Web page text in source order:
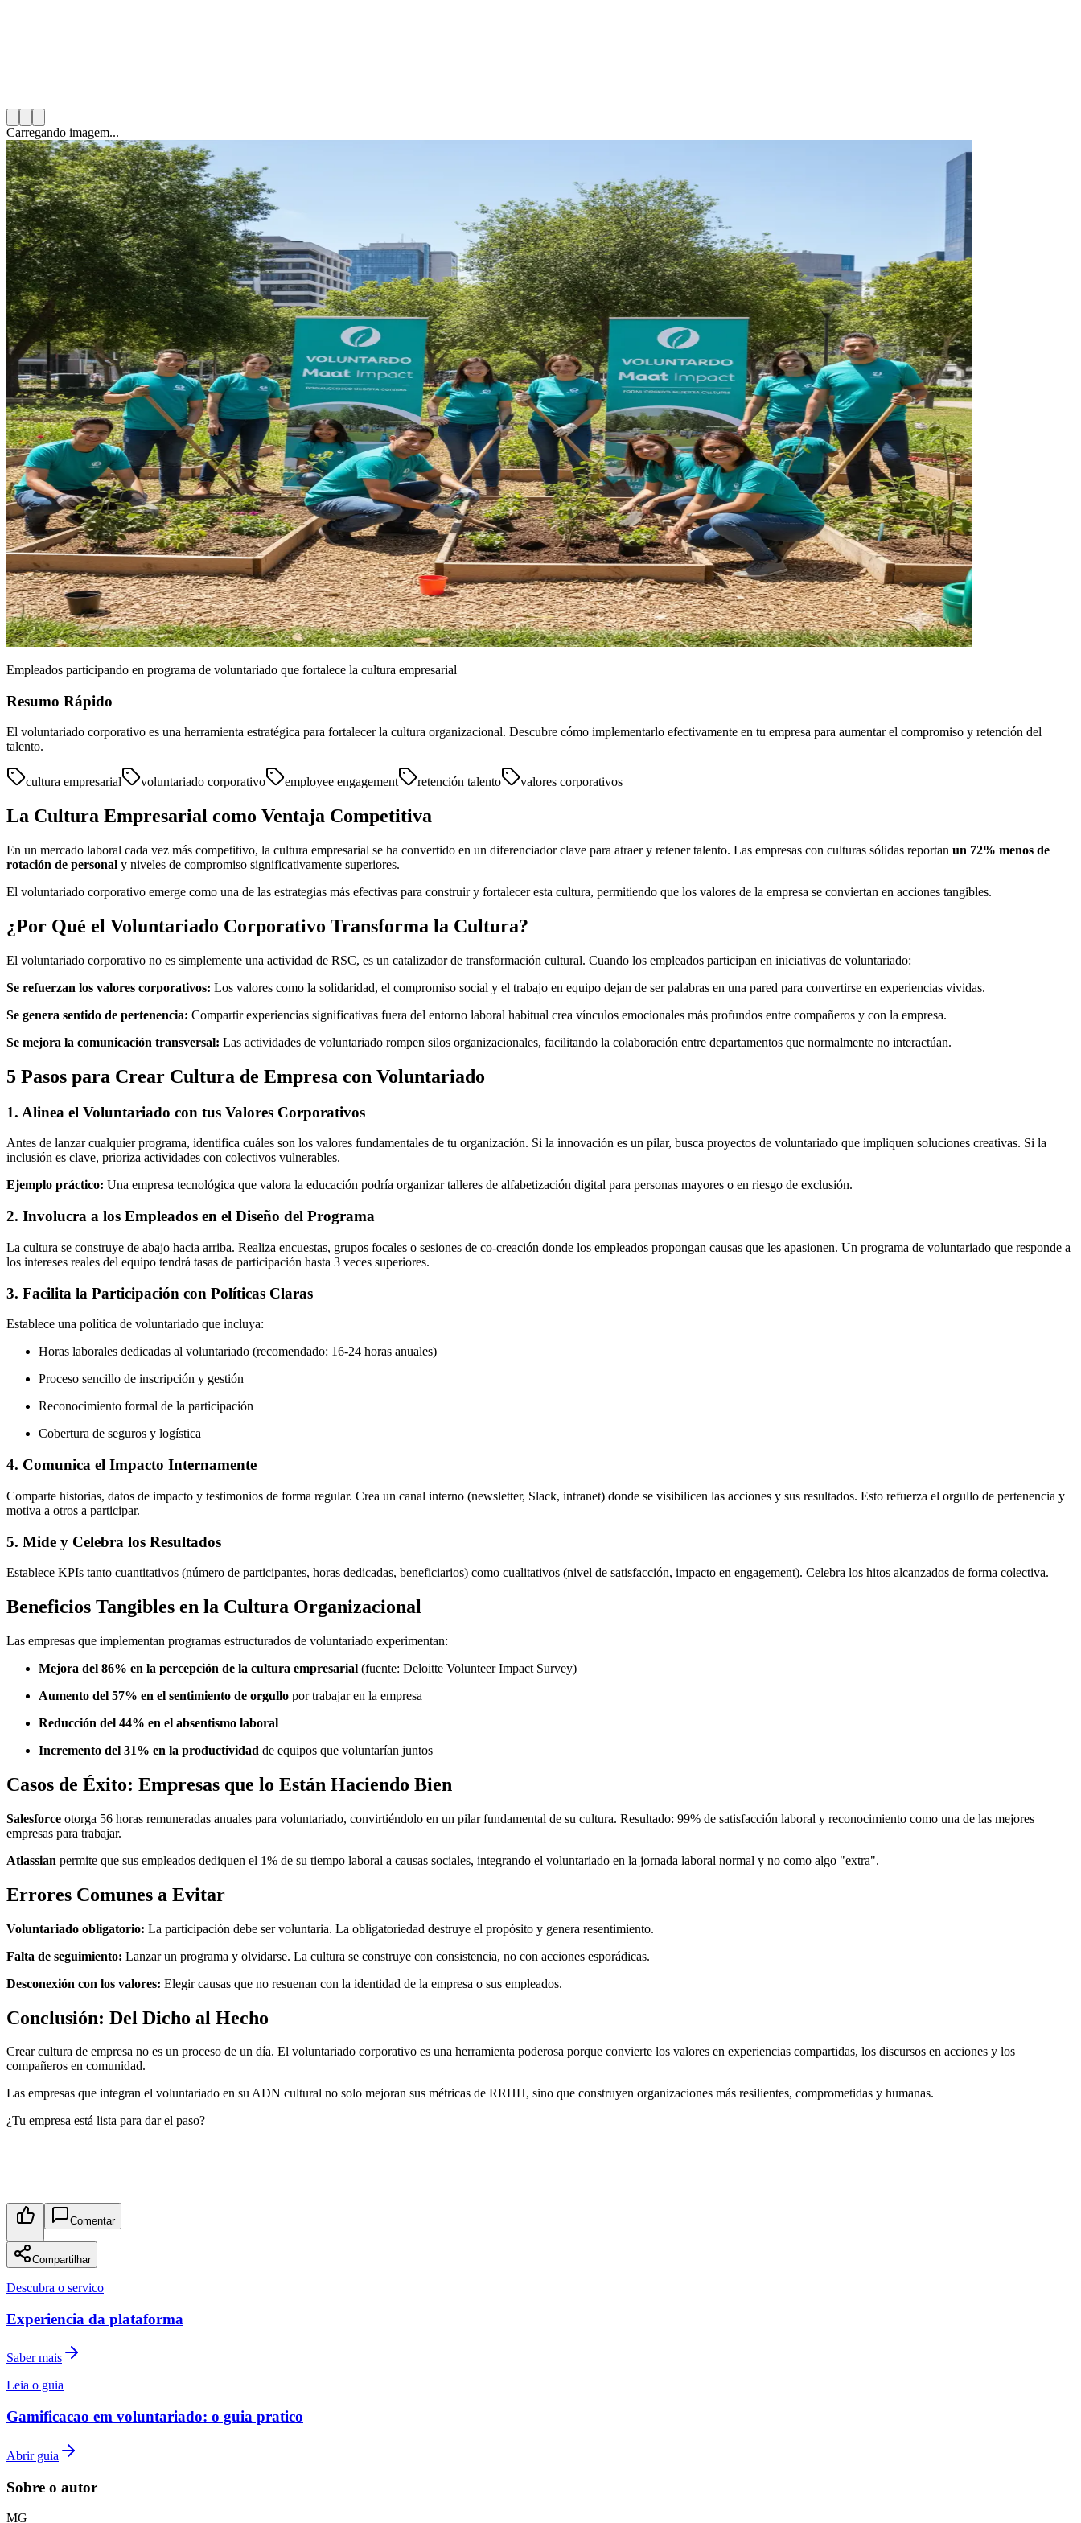
Carregando imagem...
Empleados participando en programa de voluntariado que fortalece la cultura empresarial
Resumo Rápido
El voluntariado corporativo es una herramienta estratégica para fortalecer la cultura organizacional. Descubre cómo implementarlo efectivamente en tu empresa para aumentar el compromiso y retención del
talento.
cultura empresarial voluntariado corporativo employee engagement retención talento valores corporativos
La Cultura Empresarial como Ventaja Competitiva
En un mercado laboral cada vez más competitivo, la cultura empresarial se ha convertido en un diferenciador clave para atraer y retener talento. Las empresas con culturas sólidas reportan un 72% menos de
rotación de personal y niveles de compromiso significativamente superiores.
El voluntariado corporativo emerge como una de las estrategias más efectivas para construir y fortalecer esta cultura, permitiendo que los valores de la empresa se conviertan en acciones tangibles.
¿Por Qué el Voluntariado Corporativo Transforma la Cultura?
El voluntariado corporativo no es simplemente una actividad de RSC, es un catalizador de transformación cultural. Cuando los empleados participan en iniciativas de voluntariado:
Se refuerzan los valores corporativos: Los valores como la solidaridad, el compromiso social y el trabajo en equipo dejan de ser palabras en una pared para convertirse en experiencias vividas.
Se genera sentido de pertenencia: Compartir experiencias significativas fuera del entorno laboral habitual crea vínculos emocionales más profundos entre compañeros y con la empresa.
Se mejora la comunicación transversal: Las actividades de voluntariado rompen silos organizacionales, facilitando la colaboración entre departamentos que normalmente no interactúan.
5 Pasos para Crear Cultura de Empresa con Voluntariado
1. Alinea el Voluntariado con tus Valores Corporativos
Antes de lanzar cualquier programa, identifica cuáles son los valores fundamentales de tu organización. Si la innovación es un pilar, busca proyectos de voluntariado que impliquen soluciones creativas. Si la
inclusión es clave, prioriza actividades con colectivos vulnerables.
Ejemplo práctico: Una empresa tecnológica que valora la educación podría organizar talleres de alfabetización digital para personas mayores o en riesgo de exclusión.
2. Involucra a los Empleados en el Diseño del Programa
La cultura se construye de abajo hacia arriba. Realiza encuestas, grupos focales o sesiones de co-creación donde los empleados propongan causas que les apasionen. Un programa de voluntariado que responde a
los intereses reales del equipo tendrá tasas de participación hasta 3 veces superiores.
3. Facilita la Participación con Políticas Claras
Establece una política de voluntariado que incluya:
Horas laborales dedicadas al voluntariado (recomendado: 16-24 horas anuales)
Proceso sencillo de inscripción y gestión
Reconocimiento formal de la participación
Cobertura de seguros y logística
4. Comunica el Impacto Internamente
Comparte historias, datos de impacto y testimonios de forma regular. Crea un canal interno (newsletter, Slack, intranet) donde se visibilicen las acciones y sus resultados. Esto refuerza el orgullo de pertenencia y
motiva a otros a participar.
5. Mide y Celebra los Resultados
Establece KPIs tanto cuantitativos (número de participantes, horas dedicadas, beneficiarios) como cualitativos (nivel de satisfacción, impacto en engagement). Celebra los hitos alcanzados de forma colectiva.
Beneficios Tangibles en la Cultura Organizacional
Las empresas que implementan programas estructurados de voluntariado experimentan:
Mejora del 86% en la percepción de la cultura empresarial (fuente: Deloitte Volunteer Impact Survey)
Aumento del 57% en el sentimiento de orgullo por trabajar en la empresa
Reducción del 44% en el absentismo laboral
Incremento del 31% en la productividad de equipos que voluntarían juntos
Casos de Éxito: Empresas que lo Están Haciendo Bien
Salesforce otorga 56 horas remuneradas anuales para voluntariado, convirtiéndolo en un pilar fundamental de su cultura. Resultado: 99% de satisfacción laboral y reconocimiento como una de las mejores
empresas para trabajar.
Atlassian permite que sus empleados dediquen el 1% de su tiempo laboral a causas sociales, integrando el voluntariado en la jornada laboral normal y no como algo "extra".
Errores Comunes a Evitar
Voluntariado obligatorio: La participación debe ser voluntaria. La obligatoriedad destruye el propósito y genera resentimiento.
Falta de seguimiento: Lanzar un programa y olvidarse. La cultura se construye con consistencia, no con acciones esporádicas.
Desconexión con los valores: Elegir causas que no resuenan con la identidad de la empresa o sus empleados.
Conclusión: Del Dicho al Hecho
Crear cultura de empresa no es un proceso de un día. El voluntariado corporativo es una herramienta poderosa porque convierte los valores en experiencias compartidas, los discursos en acciones y los
compañeros en comunidad.
Las empresas que integran el voluntariado en su ADN cultural no solo mejoran sus métricas de RRHH, sino que construyen organizaciones más resilientes, comprometidas y humanas.
¿Tu empresa está lista para dar el paso?
Comentar
Compartilhar
Descubra o servico
Experiencia da plataforma
Saber mais
Leia o guia
Gamificacao em voluntariado: o guia pratico
Abrir guia
Sobre o autor
MG